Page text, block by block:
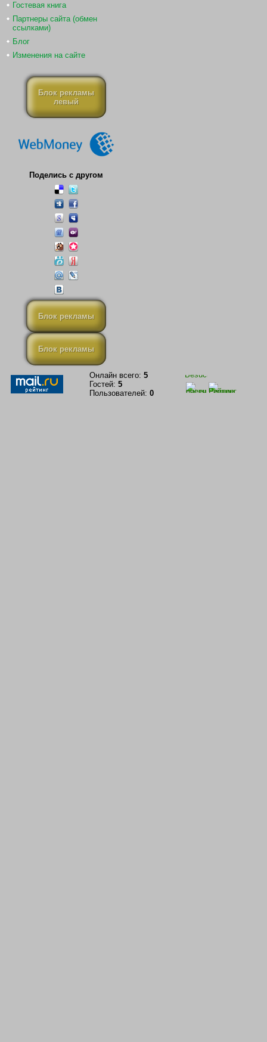
Гостевая книга
Партнеры сайта (обмен
ссылками)
Блог
Изменения на сайте
Блок рекламы
левый
Поделись с другом
Блок рекламы
Блок рекламы
Онлайн всего: 5
Гостей: 5
Пользователей: 0